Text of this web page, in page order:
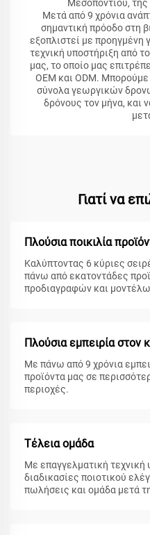
Μεσοποντίου,
Μετά από 9 χρόνια
σημαντική πρόοδο στη
εξοπλιστεί με προηγμένη
τεχνική υποστήριξη από
μας, το οποίο μας
OEM και ODM.
σύνολα γεωργικών
δρόνους τον μήνα, και
Γιατί να
Πλούσια ποικιλία
Καλύπτοντας 6 κύριες
πάνω από εκατοντάδες
προδιαγραφών και
Πλούσια εμπειρία στον
Με πάνω από 9 χρόνια
προϊόντα μας σε
περιοχές.
Τέλεια ομάδα
Με επαγγελματική τεχνική
διαδικασίες ποιοτικού
πωλήσεις και ομάδα μετά